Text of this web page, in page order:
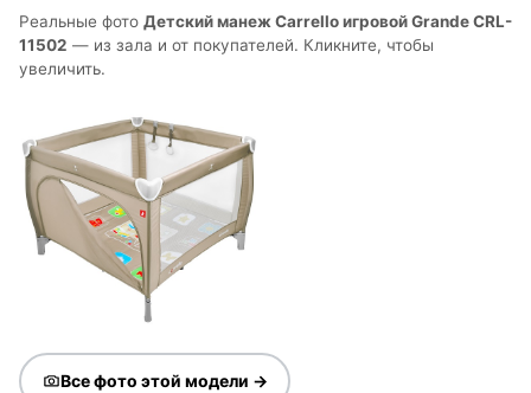
Реальные фото Детский манеж Carrello игровой Grande CRL-
11502 — из зала и от покупателей. Кликните, чтобы
увеличить.
Все фото этой модели →